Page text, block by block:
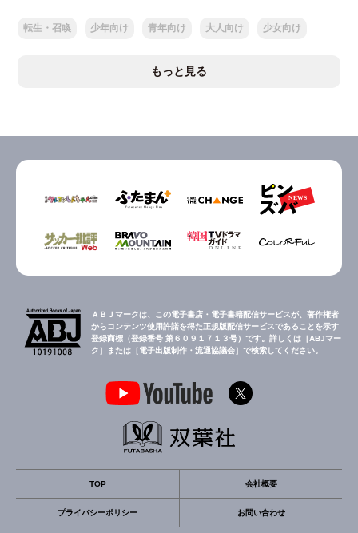
転生・召喚 少年向け 青年向け 大人向け 少女向け
もっと見る
ＡＢＪマークは、この電子書店・電子書籍配信サービスが、著作権者
からコンテンツ使用許諾を得た正規版配信サービスであることを示す
登録商標（登録番号 第６０９１７１３号）です。詳しくは［ABJマー
ク］または［電子出版制作・流通協議会］で検索してください。
TOP 会社概要
プライバシーポリシー お問い合わせ